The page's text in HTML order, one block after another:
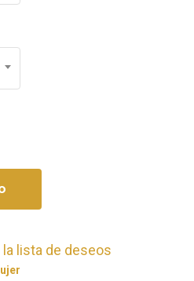
la lista de deseos